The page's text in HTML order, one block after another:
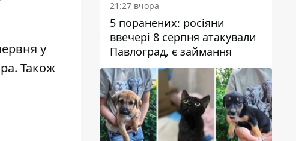
у
. Також
21:27 вчора
5 поранених: росіяни
ввечері 8 серпня атакували
Павлоград, є займання